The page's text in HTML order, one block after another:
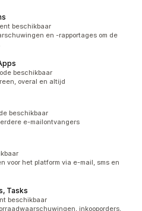
beschikbaar
en -rapportages om de
beschikbaar
overal en altijd
beschikbaar
e-mailontvangers
voor het platform via e-mail, sms en
Tasks
beschikbaar
inkooporders,